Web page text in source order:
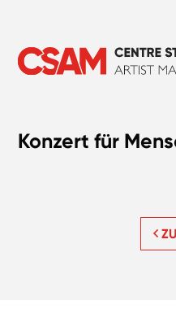
Konzert für